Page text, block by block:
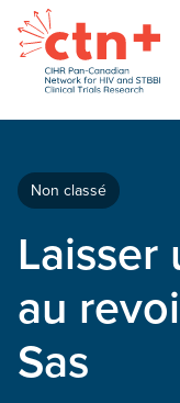
Non classé
Laisser
au
Sas